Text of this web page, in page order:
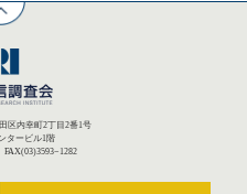
区内幸町2丁目2番1号
タービル1階